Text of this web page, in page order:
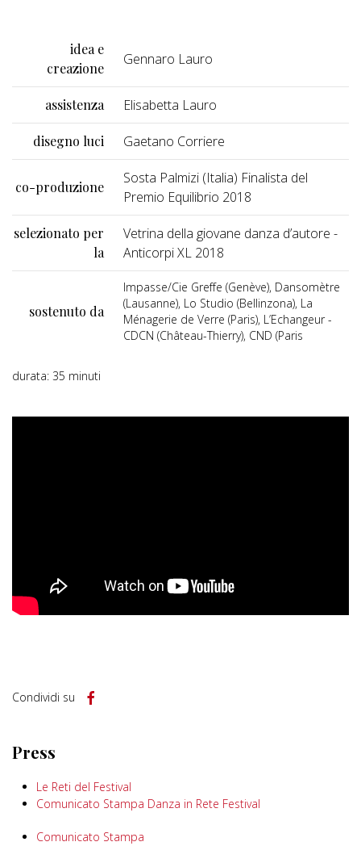
idea e
creazione
Gennaro Lauro
assistenza Elisabetta Lauro
disegno luci Gaetano Corriere
co-produzione
Sosta Palmizi (Italia) Finalista del
Premio Equilibrio 2018
selezionato per
la
Vetrina della giovane danza d’autore -
Anticorpi XL 2018
sostenuto da
Impasse/Cie Greffe (Genève), Dansomètre
(Lausanne), Lo Studio (Bellinzona), La
Ménagerie de Verre (Paris), L’Echangeur -
CDCN (Château-Thierry), CND (Paris
durata: 35 minuti
Condividi su
Press
Le Reti del Festival
Comunicato Stampa Danza in Rete Festival
Comunicato Stampa